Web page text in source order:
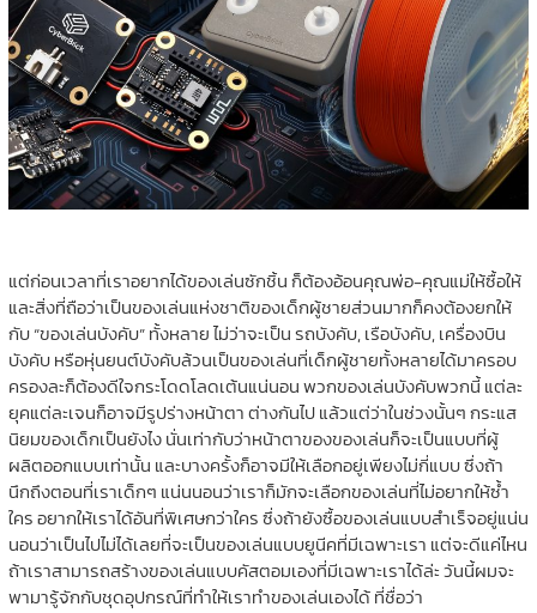
แต่ก่อนเวลาที่เราอยากได้ของเล่นซักชิ้น ก็ต้องอ้อนคุณพ่อ-คุณแม่ให้ซื้อให้
และสิ่งที่ถือว่าเป็นของเล่นแห่งชาติของเด็กผู้ชายส่วนมากก็คงต้องยกให้
กับ “ของเล่นบังคับ” ทั้งหลาย ไม่ว่าจะเป็น รถบังคับ, เรือบังคับ, เครื่องบิน
บังคับ หรือหุ่นยนต์บังคับล้วนเป็นของเล่นที่เด็กผู้ชายทั้งหลายได้มาครอบ
ครองละก็ต้องดีใจกระโดดโลดเต้นแน่นอน พวกของเล่นบังคับพวกนี้ แต่ละ
ยุคแต่ละเจนก็อาจมีรูปร่างหน้าตา ต่างกันไป แล้วแต่ว่าในช่วงนั้นๆ กระแส
นิยมของเด็กเป็นยังไง นั่นเท่ากับว่าหน้าตาของของเล่นก็จะเป็นแบบที่ผู้
ผลิตออกแบบเท่านั้น และบางครั้งก็อาจมีให้เลือกอยู่เพียงไม่กี่แบบ ซึ่งถ้า
นึกถึงตอนที่เราเด็กๆ แน่นนอนว่าเราก็มักจะเลือกของเล่นที่ไม่อยากให้ซ้ำ
ใคร อยากให้เราได้อันที่พิเศษกว่าใคร ซึ่งถ้ายังซื้อของเล่นแบบสำเร็จอยู่แน่น
นอนว่าเป็นไปไม่ได้เลยที่จะเป็นของเล่นแบบยูนีคที่มีเฉพาะเรา แต่จะดีแค่ไหน
ถ้าเราสามารถสร้างของเล่นแบบคัสตอมเองที่มีเฉพาะเราได้ล่ะ วันนี้ผมจะ
พามารู้จักกับชุดอุปกรณ์ที่ทำให้เราทำของเล่นเองได้ ที่ชื่อว่า